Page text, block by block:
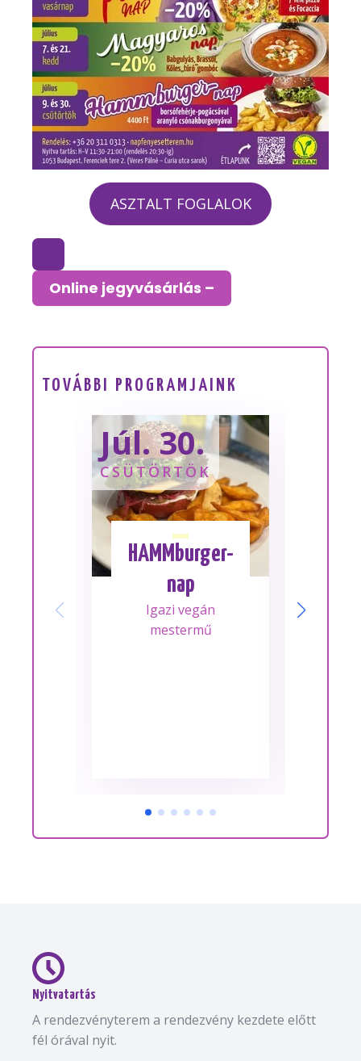
ASZTALT FOGLALOK
Online jegyvásárlás –
TOVÁBBI PROGRAMJAINK
Júl. 30.
CSÜTÖRTÖK
HAMMburger-
nap
Igazi vegán
mestermű
Nyitvatartás
A rendezvényterem a rendezvény kezdete előtt
fél órával nyit.